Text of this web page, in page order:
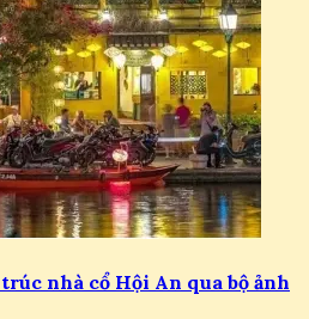
nhà cổ Hội An qua bộ ảnh